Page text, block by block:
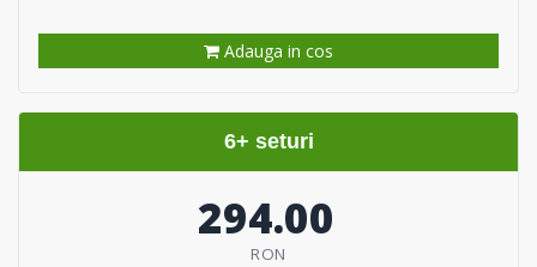
Adauga in cos
6+ seturi
294.00
RON